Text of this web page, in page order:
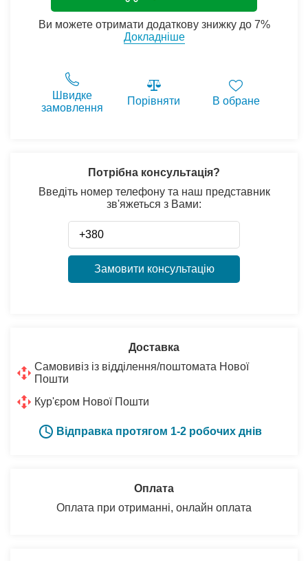
Ви можете отримати додаткову знижку до 7%
Докладніше
Швидке
замовлення
Порівняти В обране
Потрібна консультація?
Введіть номер телефону та наш представник
зв'яжеться з Вами:
Замовити консультацію
Доставка
Самовивіз із відділення/поштомата Нової
Пошти
Кур'єром Нової Пошти
Відправка протягом 1-2 робочих днів
Оплата
Оплата при отриманні, онлайн оплата